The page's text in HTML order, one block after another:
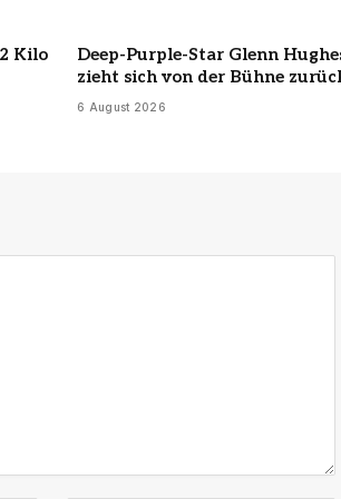
Kilo
Deep-Purple-Star Glenn
zieht sich von der Bühne
6 August 2026